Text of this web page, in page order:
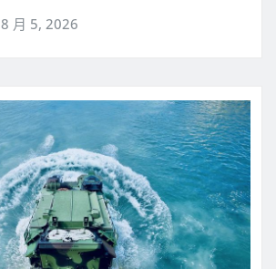
8 月 5, 2026